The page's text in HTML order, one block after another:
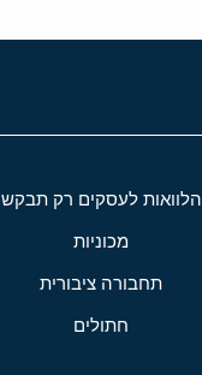
הלוואות לעסקים רק תבקש
מכוניות
תחבורה ציבורית
חתולים